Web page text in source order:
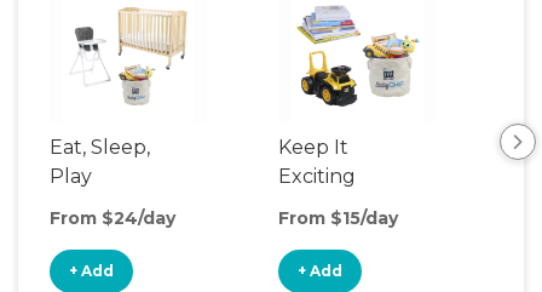
Eat, Sleep,
Play
From $24/day
+ Add
Keep It
Exciting
From $15/day
+ Add